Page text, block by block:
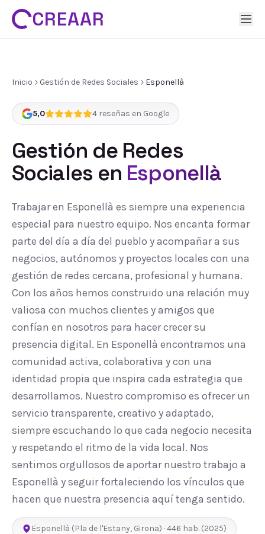
CREAAR
Inicio Gestión de Redes Sociales Esponellà
5,0 4 reseñas en Google
Gestión de Redes
Sociales en Esponellà
Trabajar en Esponellà es siempre una experiencia
especial para nuestro equipo. Nos encanta formar
parte del día a día del pueblo y acompañar a sus
negocios, autónomos y proyectos locales con una
gestión de redes cercana, profesional y humana.
Con los años hemos construido una relación muy
valiosa con muchos clientes y amigos que
confían en nosotros para hacer crecer su
presencia digital. En Esponellà encontramos una
comunidad activa, colaborativa y con una
identidad propia que inspira cada estrategia que
desarrollamos. Nuestro compromiso es ofrecer un
servicio transparente, creativo y adaptado,
siempre escuchando lo que cada negocio necesita
y respetando el ritmo de la vida local. Nos
sentimos orgullosos de aportar nuestro trabajo a
Esponellà y seguir fortaleciendo los vínculos que
hacen que nuestra presencia aquí tenga sentido.
Esponellà (Pla de l'Estany, Girona) ·446 hab. (2025)